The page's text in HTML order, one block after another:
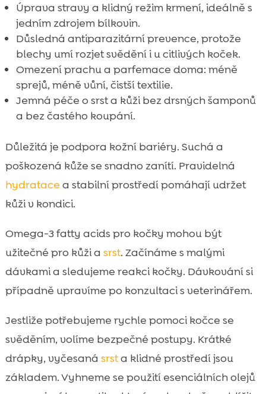
Úprava stravy a klidný režim krmení, ideálně s
jedním zdrojem bílkovin.
Důsledná antiparazitární prevence, protože
blechy umí rozjet svědění i u citlivých koček.
Omezení prachu a parfemace doma: méně
sprejů, méně vůní, čistší textilie.
Jemná péče o srst a kůži bez drsných šamponů
a bez častého koupání.
Důležitá je podpora kožní bariéry. Suchá a
poškozená kůže se snadno zanítí. Pravidelná
hydratace a stabilní prostředí pomáhají udržet
kůži v kondici.
Omega-3 fatty acids pro kočky mohou být
užitečné pro kůži a srst. Začínáme s malými
dávkami a sledujeme reakci kočky. Dávkování si
případně upravíme po konzultaci s veterinářem.
Jestliže potřebujeme rychle pomoci kočce se
svěděním, volíme bezpečné postupy. Krátké
drápky, vyčesaná srsta klidné prostředí jsou
základem. Vyhneme se použití esenciálních olejů